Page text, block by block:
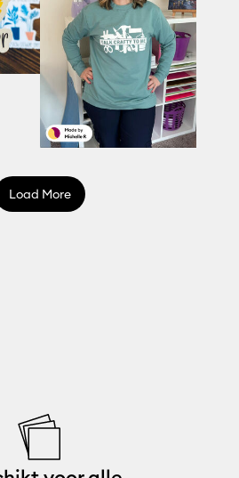
Load More